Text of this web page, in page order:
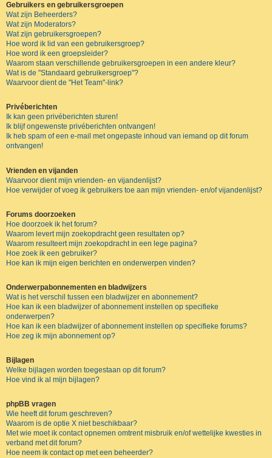
Gebruikers en gebruikersgroepen
Wat zijn Beheerders?
Wat zijn Moderators?
Wat zijn gebruikersgroepen?
Hoe word ik lid van een gebruikersgroep?
Hoe word ik een groepsleider?
Waarom staan verschillende gebruikersgroepen in een andere kleur?
Wat is de "Standaard gebruikersgroep"?
Waarvoor dient de "Het Team"-link?
Privéberichten
Ik kan geen privéberichten sturen!
Ik blijf ongewenste privéberichten ontvangen!
Ik heb spam of een e-mail met ongepaste inhoud van iemand op dit forum
ontvangen!
Vrienden en vijanden
Waarvoor dient mijn vrienden- en vijandenlijst?
Hoe verwijder of voeg ik gebruikers toe aan mijn vrienden- en/of vijandenlijst?
Forums doorzoeken
Hoe doorzoek ik het forum?
Waarom levert mijn zoekopdracht geen resultaten op?
Waarom resulteert mijn zoekopdracht in een lege pagina?
Hoe zoek ik een gebruiker?
Hoe kan ik mijn eigen berichten en onderwerpen vinden?
Onderwerpabonnementen en bladwijzers
Wat is het verschil tussen een bladwijzer en abonnement?
Hoe kan ik een bladwijzer of abonnement instellen op specifieke
onderwerpen?
Hoe kan ik een bladwijzer of abonnement instellen op specifieke forums?
Hoe zeg ik mijn abonnement op?
Bijlagen
Welke bijlagen worden toegestaan op dit forum?
Hoe vind ik al mijn bijlagen?
phpBB vragen
Wie heeft dit forum geschreven?
Waarom is de optie X niet beschikbaar?
Met wie moet ik contact opnemen omtrent misbruik en/of wettelijke kwesties in
verband met dit forum?
Hoe neem ik contact op met een beheerder?